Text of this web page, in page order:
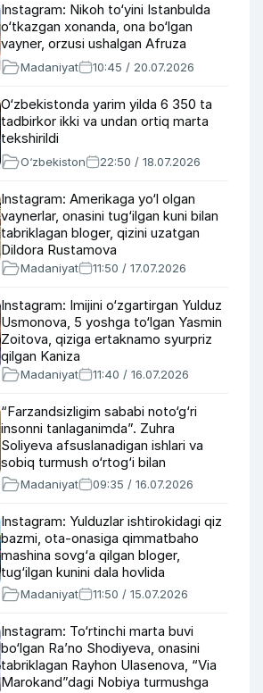
Instagram: Nikoh to‘yini Istanbulda
o‘tkazgan xonanda, ona bo‘lgan
vayner, orzusi ushalgan Afruza
Madaniyat 10:45 / 20.07.2026
O‘zbekistonda yarim yilda 6 350 ta
tadbirkor ikki va undan ortiq marta
tekshirildi
O‘zbekiston 22:50 / 18.07.2026
Instagram: Amerikaga yo‘l olgan
vaynerlar, onasini tug‘ilgan kuni bilan
tabriklagan bloger, qizini uzatgan
Dildora Rustamova
Madaniyat 11:50 / 17.07.2026
Instagram: Imijini o‘zgartirgan Yulduz
Usmonova, 5 yoshga to‘lgan Yasmin
Zoitova, qiziga ertaknamo syurpriz
qilgan Kaniza
Madaniyat 11:40 / 16.07.2026
“Farzandsizligim sababi noto‘g‘ri
insonni tanlaganimda”. Zuhra
Soliyeva afsuslanadigan ishlari va
sobiq turmush o‘rtog‘i bilan
munosabati haqida
Madaniyat 09:35 / 16.07.2026
Instagram: Yulduzlar ishtirokidagi qiz
bazmi, ota-onasiga qimmatbaho
mashina sovg‘a qilgan bloger,
tug‘ilgan kunini dala hovlida
nishonlagan Vohidjon Isoqov
Madaniyat 11:50 / 15.07.2026
Instagram: To‘rtinchi marta buvi
bo‘lgan Ra’no Shodiyeva, onasini
tabriklagan Rayhon Ulasenova, “Via
Marokand”dagi Nobiya turmushga